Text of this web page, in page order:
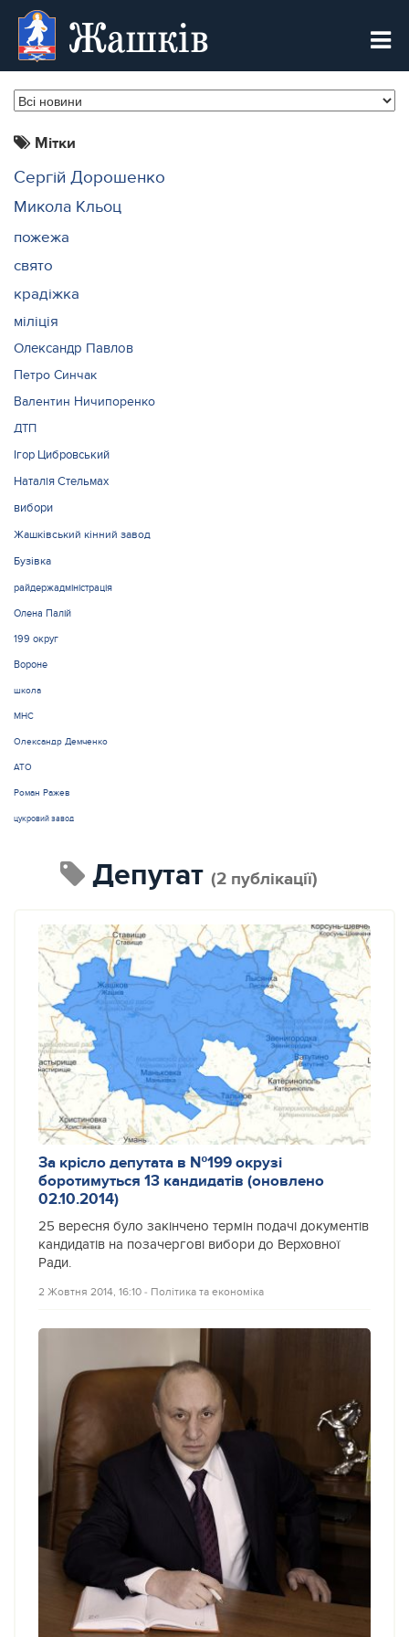
Жашків
Мітки
Сергій Дорошенко
Микола Кльоц
пожежа
свято
крадіжка
міліція
Олександр Павлов
Петро Синчак
Валентин Ничипоренко
ДТП
Ігор Цибровський
Наталія Стельмах
вибори
Жашківський кінний завод
Бузівка
райдержадміністрація
Олена Палій
199 округ
Вороне
школа
МНС
Олександр Демченко
АТО
Роман Ражев
цукровий завод
депутат (2 публікації)
За крісло депутата в №199 окрузі
боротимуться 13 кандидатів (оновлено
02.10.2014)
25 вересня було закінчено термін подачі документів
кандидатів на позачергові вибори до Верховної
Ради.
2 Жовтня 2014, 16:10 ‐ Політика та економіка